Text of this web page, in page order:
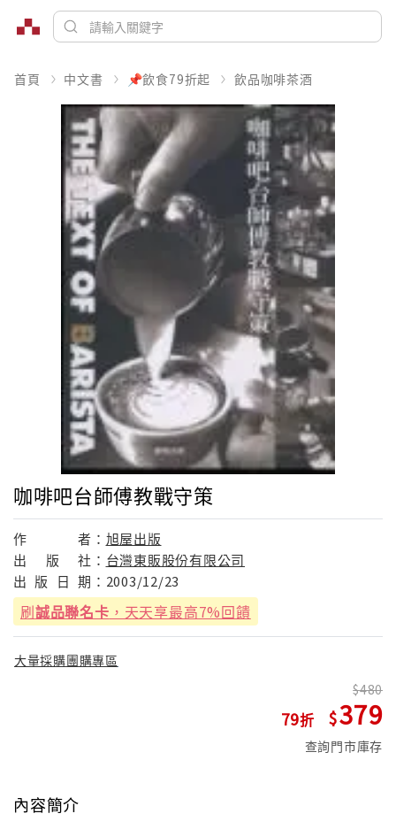
首頁 中文書 📌飲食79折起 飲品咖啡茶酒
咖啡吧台師傅教戰守策
作 者： 旭屋出版
出
版 社： 台灣東販股份有限公司
出 版 日 期： 2003/12/23
刷誠品聯名卡 ，天天享最高7%回饋
大量採購團購專區
79
480
379
查詢門市庫存
內容簡介